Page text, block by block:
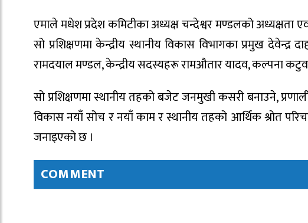
एमाले मधेश प्रदेश कमिटीका अध्यक्ष चन्देश्वर मण्डलको
सो प्रशिक्षणमा केन्द्रीय स्थानीय विकास विभागका प्रमुख
रामदयाल मण्डल, केन्द्रीय सदस्यहरू रामऔतार यादव, कल्पना
सो प्रशिक्षणमा स्थानीय तहको बजेट जनमुखी कसरी बनाउने,
विकास नयाँ सोच र नयाँ काम र स्थानीय तहको आर्थिक श्रोत
जनाइएको छ ।
COMMENT